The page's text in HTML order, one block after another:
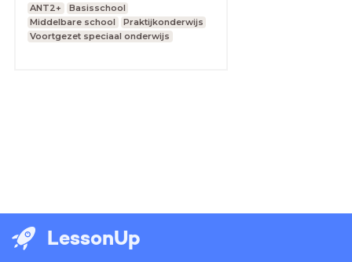
ANT2+
Basisschool
Middelbare school
Praktijkonderwijs
Voortgezet speciaal onderwijs
LessonUp